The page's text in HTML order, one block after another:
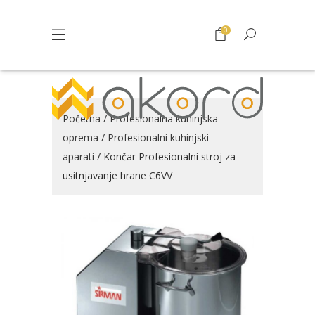
0
Početna /Profesionalna kuhinjska
oprema / Profesionalni kuhinjski
aparati / Končar Profesionalni stroj za
usitnjavanje hrane C6VV